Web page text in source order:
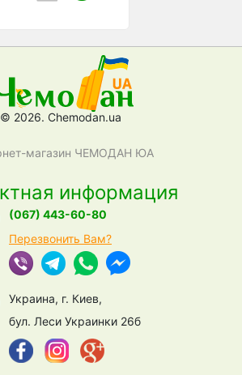
© 2026. Chemodan.ua
магазин ЧЕМОДАН ЮА
информация
(067) 443-60-80
Перезвонить Вам?
Украина, г. Киев,
бул. Леси Украинки 26б